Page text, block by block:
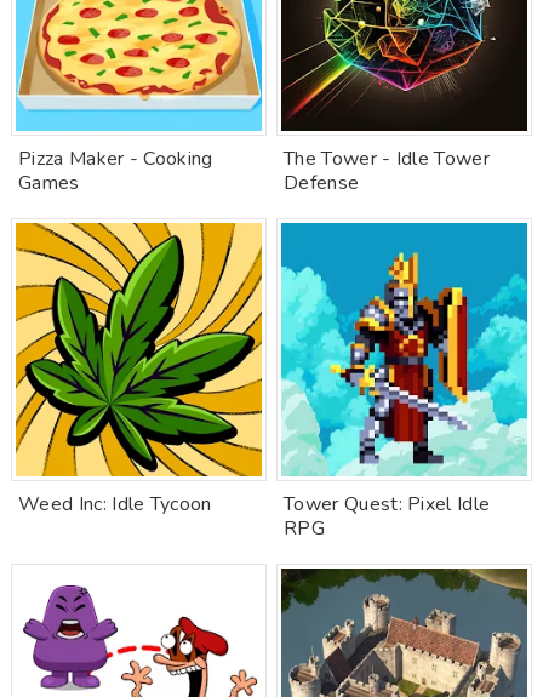
Pizza Maker - Cooking
Games
The Tower - Idle Tower
Defense
Weed Inc: Idle Tycoon
Tower Quest: Pixel Idle
RPG